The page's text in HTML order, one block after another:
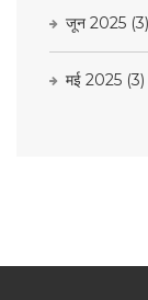
जून 2025 (3)
मई 2025 (3)